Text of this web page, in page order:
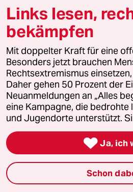
zusammenschließen.“
Wann hat das, vor allem
funktioniert?
Vor kurzem haben
China erst ein neues
Klimaschutz nicht
deswegen, weil deren
weiter wächst.
In der Nach-Corona-
praktisch schon
Wirtschaft und der
auch weiter wachsen.
Pandemie müssen ja
erwirtschaftet werden...
Wünsche und die
entgegengesetzte
Links lesen,
bekämpfen
Mit doppelter Kraft für eine
Besonders jetzt brauchen
Rechtsextremismus
Daher gehen 50 Prozent der
Neuanmeldungen an „Alles
eine Kampagne, die bedrohte
und Jugendorte unterstützt.
 Ja, ich
Schon